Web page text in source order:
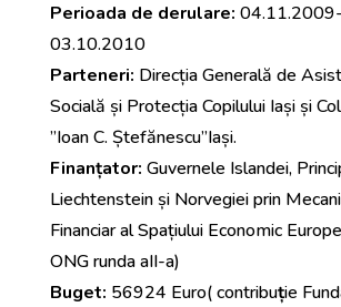
Perioada de derulare: 04.11.2009-
03.10.2010
Parteneri: Direcția Generală de
Socială și Protecția Copilului Iași și
”Ioan C. Ștefănescu”Iași.
Finanțator: Guvernele Islandei,
Liechtenstein și Norvegiei prin
Financiar al Spațiului Economic
ONG runda aII-a)
Buget: 56924 Euro( contribuție